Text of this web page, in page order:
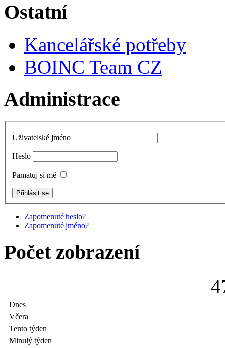
Ostatní
Kancelářské potřeby
BOINC Team CZ
Administrace
Uživatelské jméno
Heslo
Pamatuj si mě
Zapomenuté heslo?
Zapomenuté jméno?
Počet zobrazení
4
Dnes
Včera
Tento týden
Minulý týden